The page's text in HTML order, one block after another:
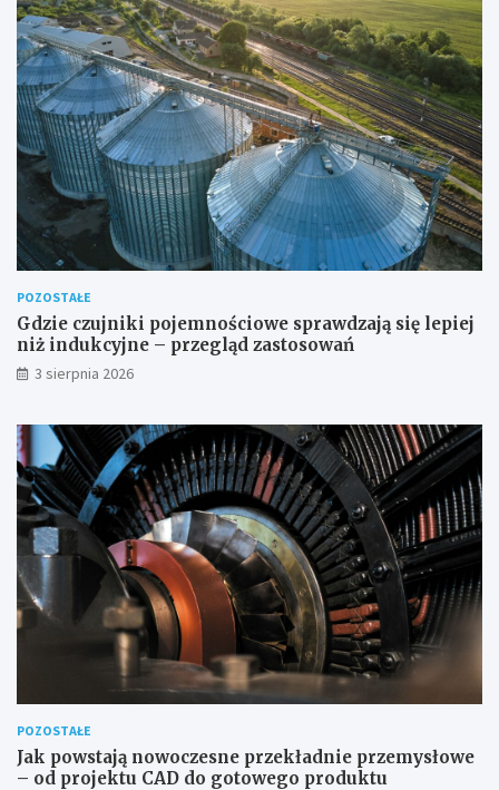
POZOSTAŁE
Gdzie czujniki pojemnościowe sprawdzają się lepiej
niż indukcyjne – przegląd zastosowań
3 sierpnia 2026
POZOSTAŁE
Jak powstają nowoczesne przekładnie przemysłowe
– od projektu CAD do gotowego produktu